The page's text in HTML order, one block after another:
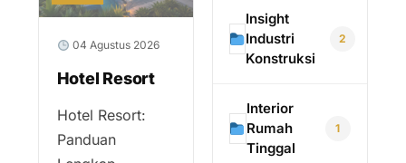
04 Agustus 2026
Hotel Resort
Hotel Resort:
Panduan
Insight
Industri
Konstruksi
2
Interior
Rumah
Tinggal
1